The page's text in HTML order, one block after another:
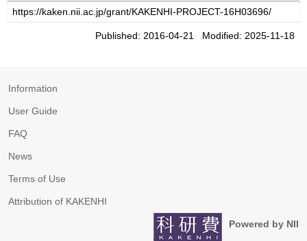
Published: 2016-04-21 Modified: 2025-11-18
Information
User Guide
FAQ
News
Terms of Use
Attribution of KAKENHI
Powered by NII